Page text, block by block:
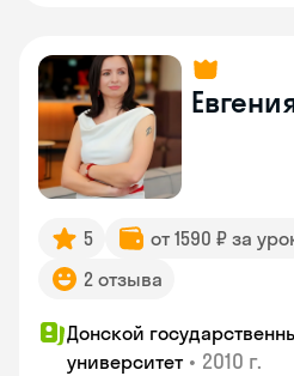
5 от 1590 ₽ за
2 отзыва
Донской
университет • 2010 г.